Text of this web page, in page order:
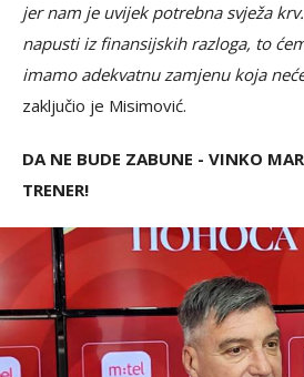
jer nam je uvijek potrebna svježa
napusti iz finansijskih razloga, to
imamo adekvatnu zamjenu koja
zaključio je Misimović.
DA NE BUDE ZABUNE - VINKO
TRENER!